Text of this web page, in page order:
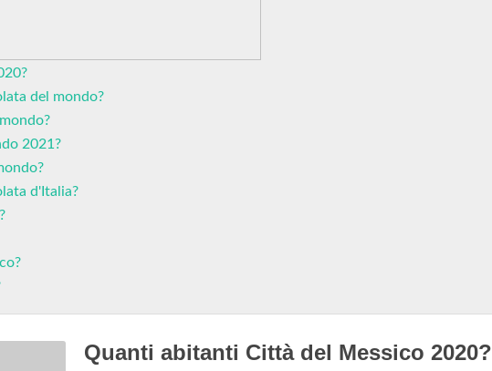
del mondo?
2021?
d'Italia?
Quanti abitanti Città del Messico 2020?